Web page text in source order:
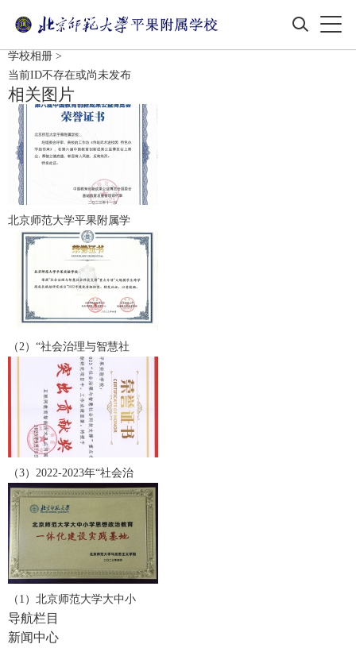
学校相册 >
当前ID不存在或尚未发布
相关图片
北京师范大学平果附属学
（2）“社会治理与智慧社
（3）2022-2023年“社会治
（1）北京师范大学大中小
导航栏目
新闻中心